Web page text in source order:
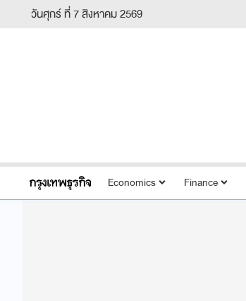
วันศุกร์ ที่ 7 สิงหาคม 2569
Economics Finance